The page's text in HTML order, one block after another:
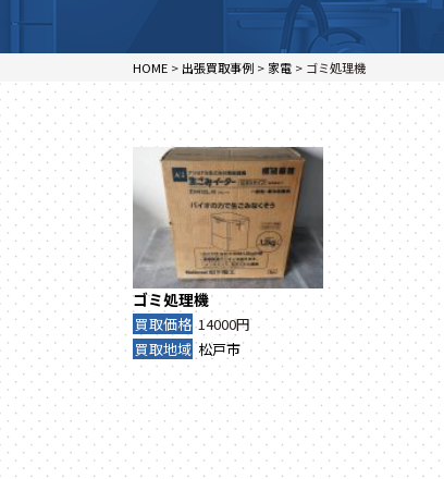
HOME > 出張買取事例 > 家電 > ゴミ処理機
ゴミ処理機
買取価格 14000円
買取地域 松戸市